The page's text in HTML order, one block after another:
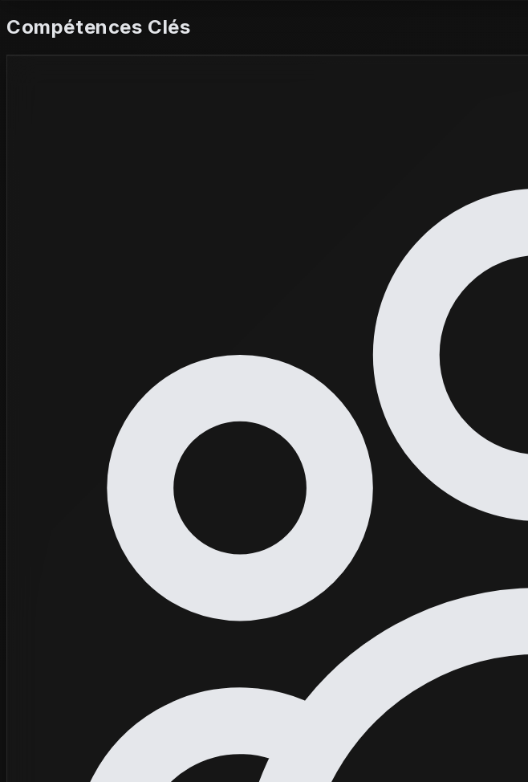
Compétences Clés